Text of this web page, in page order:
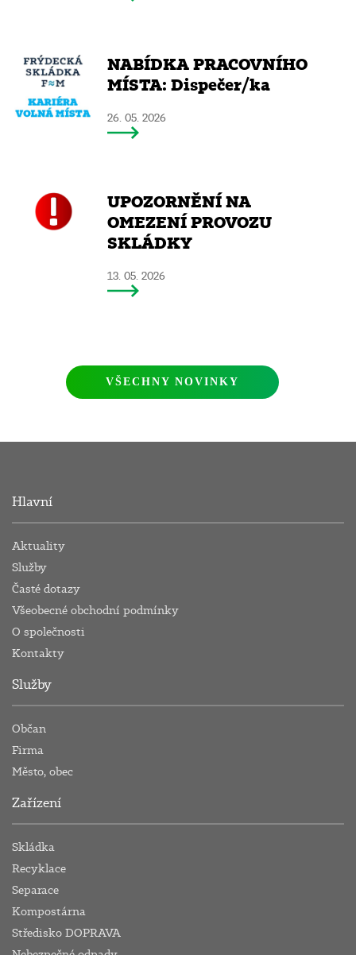
NABÍDKA PRACOVNÍHO
MÍSTA: Dispečer/ka
26. 05. 2026
UPOZORNĚNÍ NA
OMEZENÍ PROVOZU
SKLÁDKY
13. 05. 2026
VŠECHNY NOVINKY
Hlavní
Aktuality
Služby
Časté dotazy
Všeobecné obchodní podmínky
O společnosti
Kontakty
Služby
Občan
Firma
Město, obec
Zařízení
Skládka
Recyklace
Separace
Kompostárna
Středisko DOPRAVA